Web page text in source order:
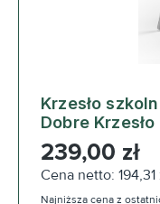
Krzesło
Dobre Krzesło
Cena regularna:
239,00 zł
Cena netto: 194,31
Najniższa cena z